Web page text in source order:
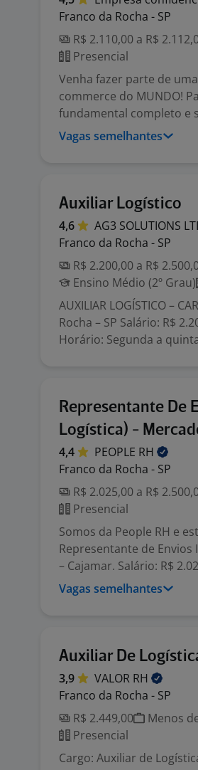
Franco da Rocha - SP
R$ 2.110,00 a R$
Presencial
Venha fazer parte de
commerce do MUNDO!
fundamental completo e
Vagas semelhantes
Auxiliar Logístico
4,6 AG3 SOLUTIONS
Franco da Rocha - SP
R$ 2.200,00 a R$
Ensino Médio (2º Grau)
AUXILIAR LOGÍSTICO –
Rocha – SP Salário: R$
Horário: Segunda a
Representante De
Logística) -
4,4 PEOPLE RH
Franco da Rocha - SP
R$ 2.025,00 a R$
Presencial
Somos da People RH e
Representante de Envios
– Cajamar. Salário: R$
Vagas semelhantes
Auxiliar De
3,9 VALOR RH
Franco da Rocha - SP
R$ 2.449,00
Menos
Presencial
Cargo: Auxiliar de